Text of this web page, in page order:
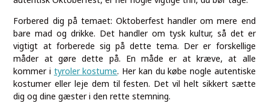
Forbered dig på temaet: Oktoberfest handler om mere end
bare mad og drikke. Det handler om tysk kultur, så det er
vigtigt at forberede sig på dette tema. Der er forskellige
måder at gøre dette på. En måde er at kræve, at alle
kommer i tyroler kostume. Her kan du købe nogle autentiske
kostumer eller leje dem til festen. Det vil helt sikkert sætte
dig og dine gæster i den rette stemning.